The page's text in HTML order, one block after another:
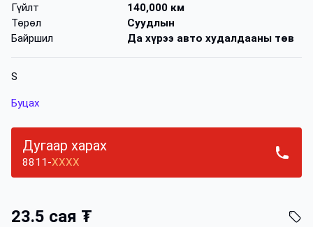
Гүйлт
140,000 км
Төрөл
Суудлын
Байршил
Да хүрээ авто худалдааны төв
S
Буцах
Дугаар харах
8811-XXXX
23.5 сая ₮